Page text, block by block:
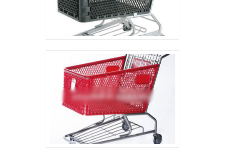
diversos tipos de clientes que estão esperando seu
contato para tirar todas as suas dúvidas e melhor
atender.A EMPRESA MAIS QUALIFICADA DO
o que há de melhor em fabricação e reforma de
carrinhos. É possível encontrar itens variados com
tecnologia de ponta, como carrinhos para a
indústria e gavetas paneleiras com ótima qualidade
e precisão.A empresa também conta com um
atendimento qualificado, através de funcionários
especializados e cuidadosos, que entendem a
necessidade de cada cliente. Também foram